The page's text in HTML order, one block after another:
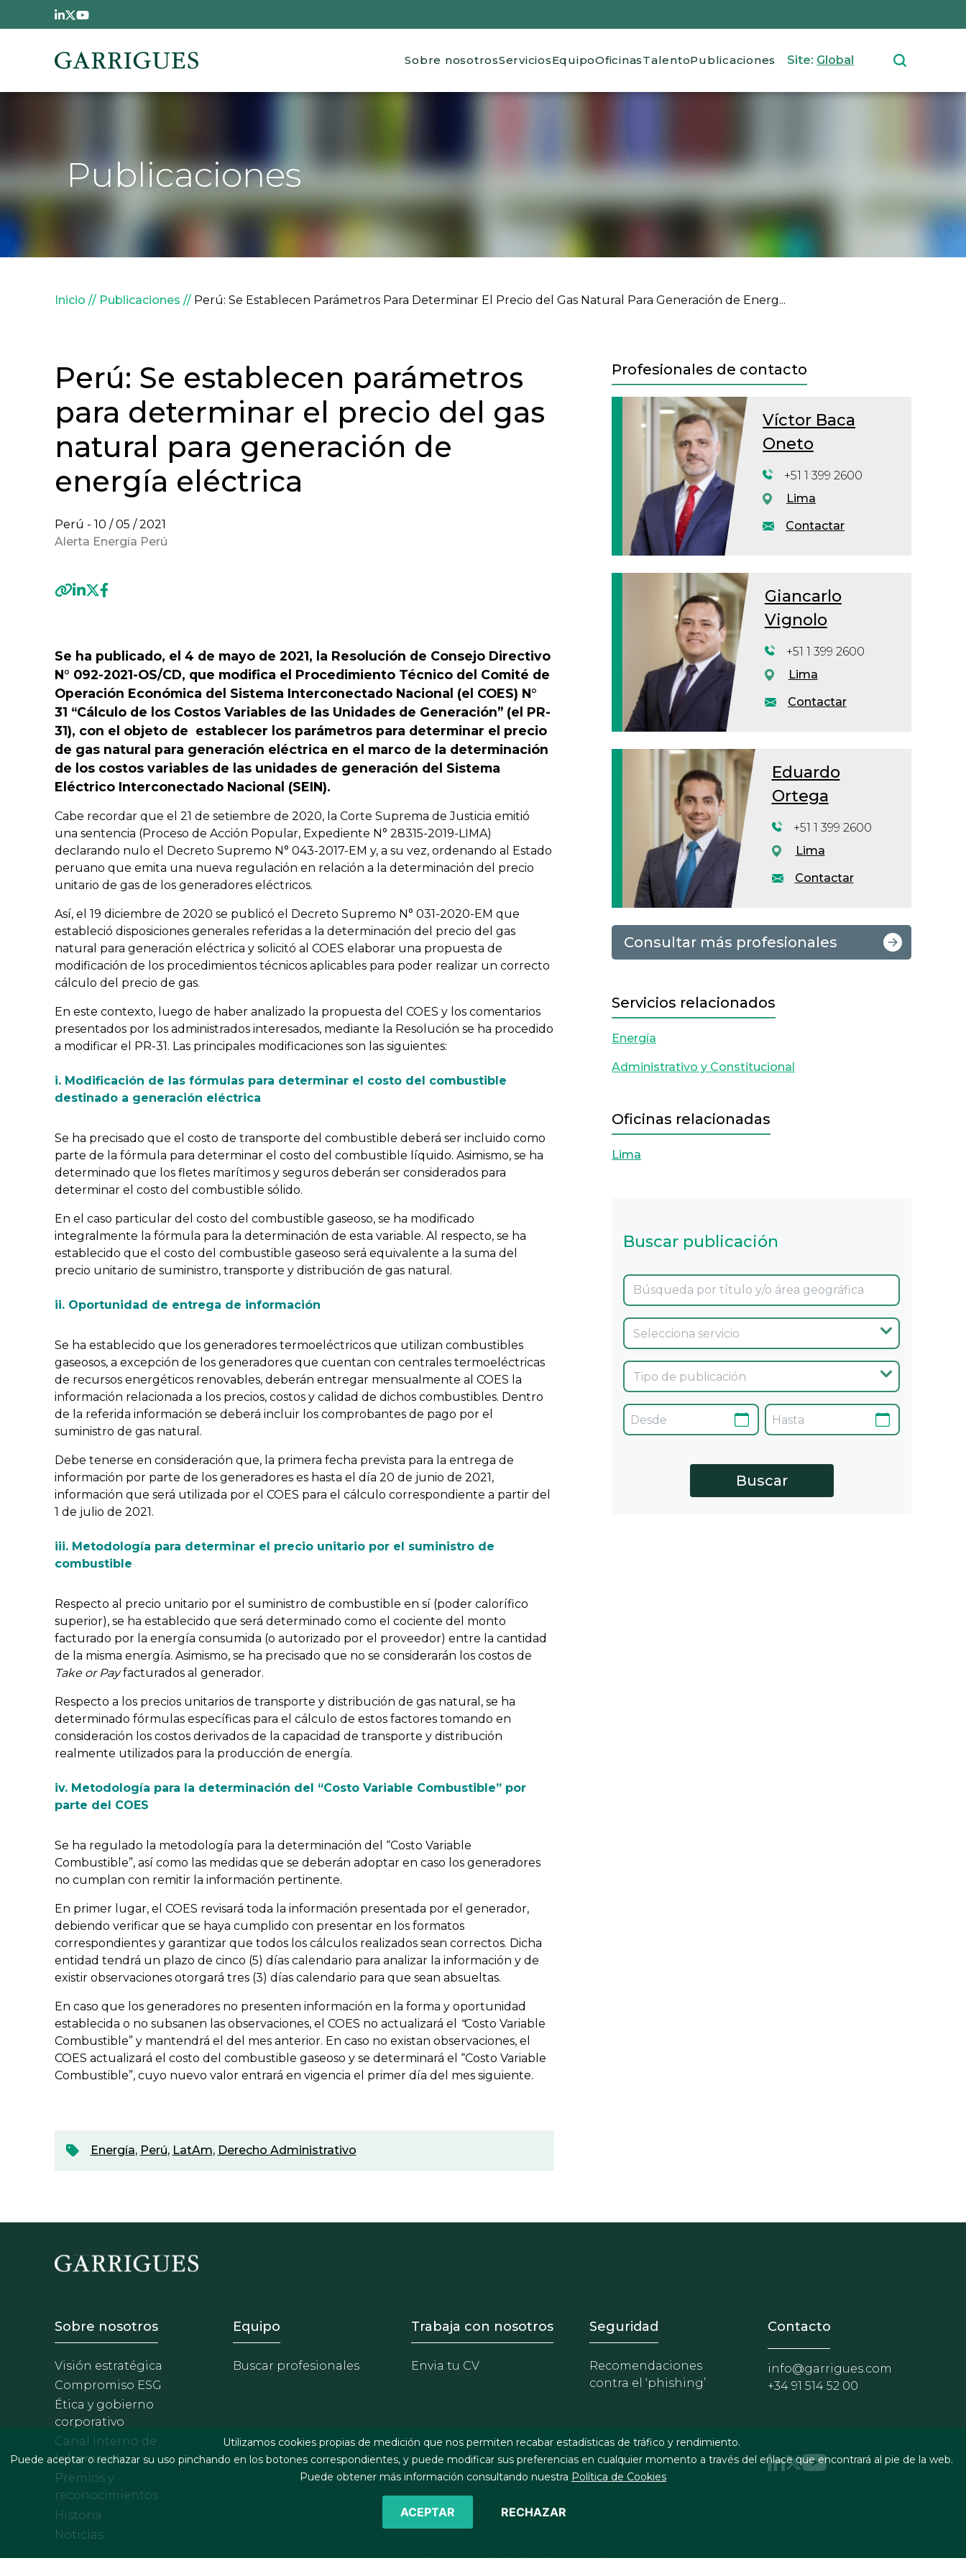
Pasar al contenido principal
Main navigation
Sobre nosotrosServiciosEquipoOficinasTalentoPublicaciones Site: Global
Publicaciones
Sobrescribir enlaces de ayuda a la navegación
Inicio Publicaciones Perú: Se Establecen Parámetros Para Determinar El Precio del Gas Natural Para Generación de Energ...
Perú: Se establecen parámetros
para determinar el precio del gas
natural para generación de
energía eléctrica
Perú - 10 / 05 / 2021
Alerta Energía Perú
Se ha publicado, el 4 de mayo de 2021, la Resolución de Consejo Directivo
N° 092-2021-OS/CD, que modifica el Procedimiento Técnico del Comité de
Operación Económica del Sistema Interconectado Nacional (el COES) N°
31 “Cálculo de los Costos Variables de las Unidades de Generación” (el PR-
31), con el objeto de establecer los parámetros para determinar el precio
de gas natural para generación eléctrica en el marco de la determinación
de los costos variables de las unidades de generación del Sistema
Eléctrico Interconectado Nacional (SEIN).
Cabe recordar que el 21 de setiembre de 2020, la Corte Suprema de Justicia emitió
una sentencia (Proceso de Acción Popular, Expediente N° 28315-2019-LIMA)
declarando nulo el Decreto Supremo N° 043-2017-EM y, a su vez, ordenando al Estado
peruano que emita una nueva regulación en relación a la determinación del precio
unitario de gas de los generadores eléctricos.
Así, el 19 diciembre de 2020 se publicó el Decreto Supremo N° 031-2020-EM que
estableció disposiciones generales referidas a la determinación del precio del gas
natural para generación eléctrica y solicitó al COES elaborar una propuesta de
modificación de los procedimientos técnicos aplicables para poder realizar un correcto
cálculo del precio de gas.
En este contexto, luego de haber analizado la propuesta del COES y los comentarios
presentados por los administrados interesados, mediante la Resolución se ha procedido
a modificar el PR-31. Las principales modificaciones son las siguientes:
i. Modificación de las fórmulas para determinar el costo del combustible
destinado a generación eléctrica
Se ha precisado que el costo de transporte del combustible deberá ser incluido como
parte de la fórmula para determinar el costo del combustible líquido. Asimismo, se ha
determinado que los fletes marítimos y seguros deberán ser considerados para
determinar el costo del combustible sólido.
En el caso particular del costo del combustible gaseoso, se ha modificado
integralmente la fórmula para la determinación de esta variable. Al respecto, se ha
establecido que el costo del combustible gaseoso será equivalente a la suma del
precio unitario de suministro, transporte y distribución de gas natural.
ii. Oportunidad de entrega de información
Se ha establecido que los generadores termoeléctricos que utilizan combustibles
gaseosos, a excepción de los generadores que cuentan con centrales termoeléctricas
de recursos energéticos renovables, deberán entregar mensualmente al COES la
información relacionada a los precios, costos y calidad de dichos combustibles. Dentro
de la referida información se deberá incluir los comprobantes de pago por el
suministro de gas natural.
Debe tenerse en consideración que, la primera fecha prevista para la entrega de
información por parte de los generadores es hasta el día 20 de junio de 2021,
información que será utilizada por el COES para el cálculo correspondiente a partir del
1 de julio de 2021.
iii. Metodología para determinar el precio unitario por el suministro de
combustible
Respecto al precio unitario por el suministro de combustible en sí (poder calorífico
superior), se ha establecido que será determinado como el cociente del monto
facturado por la energía consumida (o autorizado por el proveedor) entre la cantidad
de la misma energía. Asimismo, se ha precisado que no se considerarán los costos de
Take or Payfacturados al generador.
Respecto a los precios unitarios de transporte y distribución de gas natural, se ha
determinado fórmulas específicas para el cálculo de estos factores tomando en
consideración los costos derivados de la capacidad de transporte y distribución
realmente utilizados para la producción de energía.
iv. Metodología para la determinación del “Costo Variable Combustible” por
parte del COES
Se ha regulado la metodología para la determinación del “Costo Variable
Combustible”, así como las medidas que se deberán adoptar en caso los generadores
no cumplan con remitir la información pertinente.
En primer lugar, el COES revisará toda la información presentada por el generador,
debiendo verificar que se haya cumplido con presentar en los formatos
correspondientes y garantizar que todos los cálculos realizados sean correctos. Dicha
entidad tendrá un plazo de cinco (5) días calendario para analizar la información y de
existir observaciones otorgará tres (3) días calendario para que sean absueltas.
En caso que los generadores no presenten información en la forma y oportunidad
establecida o no subsanen las observaciones, el COES no actualizará el
“Costo Variable
Combustible” y mantendrá el del mes anterior. En caso no existan observaciones, el
COES actualizará el costo del combustible gaseoso y se determinará el “Costo Variable
Combustible”, cuyo nuevo valor entrará en vigencia el primer día del mes siguiente.
Energía, Perú, LatAm, Derecho Administrativo
Profesionales de contacto
Víctor Baca
Oneto
Contactar
+51 1 399 2600
Lima
Giancarlo
Vignolo
Contactar
+51 1 399 2600
Lima
Eduardo
Ortega
Contactar
+51 1 399 2600
Lima
Consultar más profesionales
Servicios relacionados
Energía
Administrativo y Constitucional
Oficinas relacionadas
Lima
Buscar publicación
Footer - Sobre Nosotros
Sobre nosotros
Visión estratégica
Compromiso ESG
Ética y gobierno
corporativo
Canal Interno de
Información
Premios y
reconocimientos
Historia
Noticias
Footer - Equipo
Equipo
Buscar profesionales
Footer - Trabaja con nosotros
Trabaja con nosotros
Envia tu CV
Footer - Extranet y herramientas
Seguridad
Recomendaciones
contra el ‘phishing’
Contacto
info@garrigues.com
+34 91 514 52 00
©2026 J&A Garrigues, S.L.P. Todos los derechos reservados
Utilizamos cookies propias de medición que nos permiten recabar estadísticas de tráfico y rendimiento.
Puede aceptar o rechazar su uso pinchando en los botones correspondientes, y puede modificar sus preferencias en cualquier momento a través del enlace que encontrará al pie de la web.
Puede obtener más información consultando nuestra Política de Cookies
ACEPTAR RECHAZAR